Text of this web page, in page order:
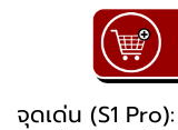
จุดเด่น (S1